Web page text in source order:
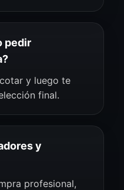
pedir
y luego te
final.
y
profesional,